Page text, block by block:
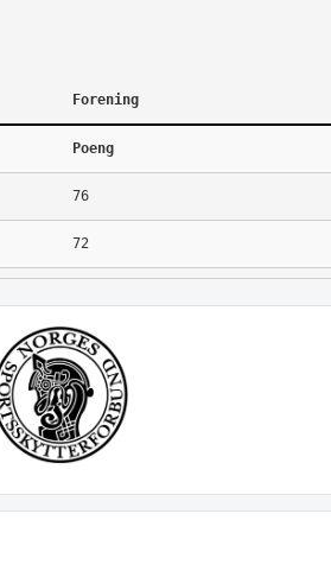
Forening
Poeng
76
72